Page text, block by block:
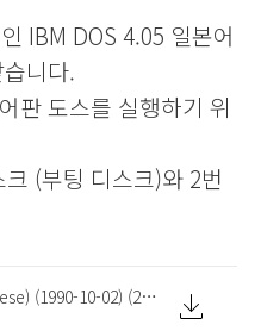
IBM DOS 4.05 일본어
니다.
판 도스를 실행하기 위
(부팅 디스크)와 2번
IBM DOS J4.05 (Japanese) (1990-10-02) (2x1.44m) [PS-55].rar